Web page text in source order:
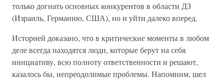
только догнать основных конкурентов в области ДЗ
(Израиль, Германию, США), но и уйти далеко вперед.
Историей доказано, что в критические моменты в любом
деле всегда находятся люди, которые берут на себя
инициативу, всю полноту ответственности и решают,
казалось бы, непреодолимые проблемы. Напомним, шел